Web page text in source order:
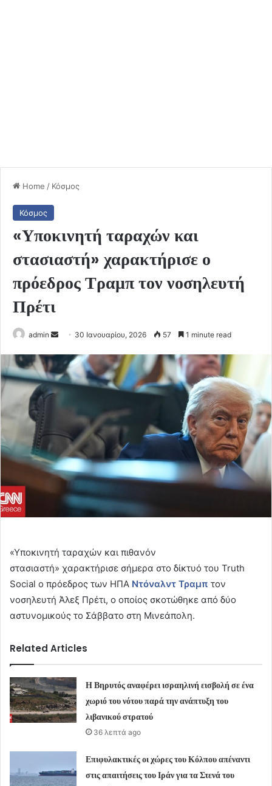
Home / Κόσμος
Κόσμος
«Υποκινητή ταραχών και
στασιαστή» χαρακτήρισε ο
πρόεδρος Τραμπ τον νοσηλευτή
Πρέτι
admin
Send
email
30 Ιανουαρίου, 2026 57 1 minute read
«Υποκινητή ταραχών και πιθανόν
στασιαστή» χαρακτήρισε σήμερα στο δίκτυό του Truth
Social ο πρόεδρος των ΗΠΑ Ντόναλντ Τραμπ τον
νοσηλευτή Άλεξ Πρέτι, ο οποίος σκοτώθηκε από δύο
αστυνομικούς το Σάββατο στη Μινεάπολη.
Related Articles
Η Βηρυτός αναφέρει ισραηλινή εισβολή σε ένα
χωριό του νότου παρά την ανάπτυξη του
λιβανικού στρατού
36 λεπτά ago
Επιφυλακτικές οι χώρες του Κόλπου απέναντι
στις απαιτήσεις του Ιράν για τα Στενά του